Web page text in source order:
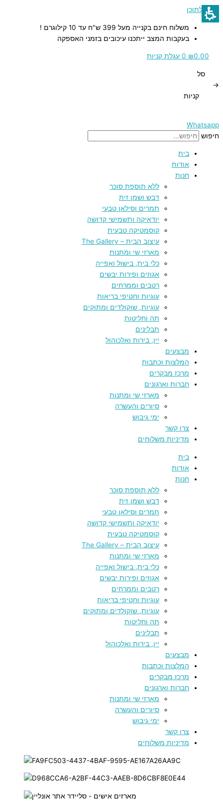
תנובת
כנרת
דילוג לתוכן
משלוח חינם בקנייה מעל 399 ש"ח עד 10 קילוגרם !
בעקבות המצב ייתכנו עיכובים בזמני האספקה
₪0.00
0 עגלת קניות
סל
→
קניות
Whatsapp
חיפוש
בית
אודות
חנות
ללא תוספת סוכר
דבש ושמן זית
תמרים וסילאן טבעי
יודאיקה ותשמישי קדושה
קוסמטיקה טבעית
עיצוב הבית – The Gallery
מארזי שי ומתנות
כלי בית, בישול ואפייה
אגוזים ופירות יבשים
רטבים וממרחים
עוגיות וחטיפי בריאות
עוגיות, שוקולדים ומתוקים
תה וחליטות
תבלינים
יין, בירות ואלכוהול
מבצעים
המלצות וכתבות
מרכז מבקרים
חברות וארגונים
מארזי שי ומתנות
סיורים והעשרה
ימי גיבוש
צרו קשר
מדיניות משלוחים
בית
אודות
חנות
ללא תוספת סוכר
דבש ושמן זית
תמרים וסילאן טבעי
יודאיקה ותשמישי קדושה
קוסמטיקה טבעית
עיצוב הבית – The Gallery
מארזי שי ומתנות
כלי בית, בישול ואפייה
אגוזים ופירות יבשים
רטבים וממרחים
עוגיות וחטיפי בריאות
עוגיות, שוקולדים ומתוקים
תה וחליטות
תבלינים
יין, בירות ואלכוהול
מבצעים
המלצות וכתבות
מרכז מבקרים
חברות וארגונים
מארזי שי ומתנות
סיורים והעשרה
ימי גיבוש
צרו קשר
מדיניות משלוחים